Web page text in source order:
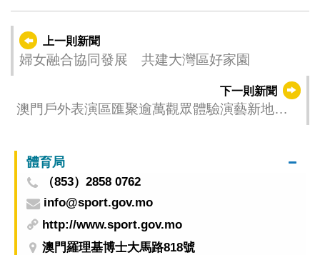
上一則新聞
婦女融合協同發展 共建大灣區好家園
下一則新聞
澳門戶外表演區匯聚逾萬觀眾體驗演藝新地標
體育局
（853）2858 0762
info@sport.gov.mo
http://www.sport.gov.mo
澳門羅理基博士大馬路818號